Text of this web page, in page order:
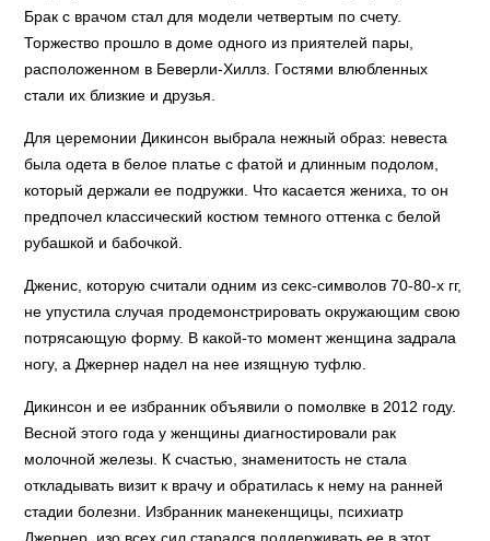
Брак с врачом стал для модели четвертым по счету.
Торжество прошло в доме одного из приятелей пары,
расположенном в Беверли-Хиллз. Гостями влюбленных
стали их близкие и друзья.
Для церемонии Дикинсон выбрала нежный образ: невеста
была одета в белое платье с фатой и длинным подолом,
который держали ее подружки. Что касается жениха, то он
предпочел классический костюм темного оттенка с белой
рубашкой и бабочкой.
Дженис, которую считали одним из секс-символов 70-80-х гг,
не упустила случая продемонстрировать окружающим свою
потрясающую форму. В какой-то момент женщина задрала
ногу, а Джернер надел на нее изящную туфлю.
Дикинсон и ее избранник объявили о помолвке в 2012 году.
Весной этого года у женщины диагностировали рак
молочной железы. К счастью, знаменитость не стала
откладывать визит к врачу и обратилась к нему на ранней
стадии болезни. Избранник манекенщицы, психиатр